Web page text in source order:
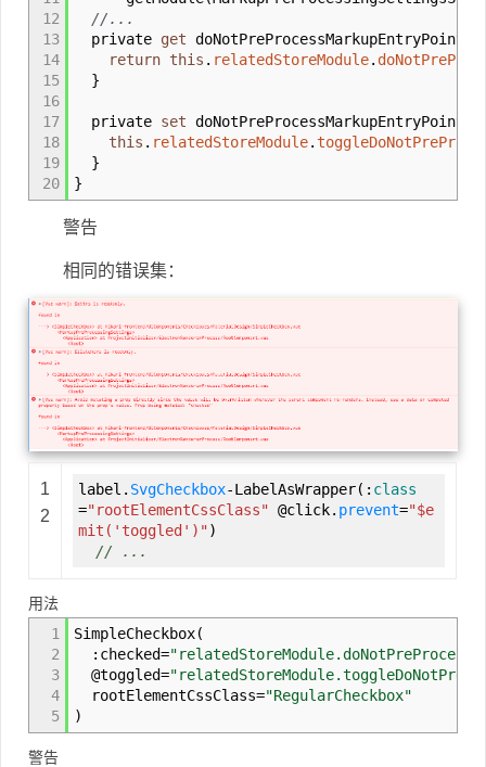
12
13
14
15
16
17
18
19
20
//...
private get
return this . relatedStoreModule.
}
private set
this . relatedStoreModule.
}
}
警告
相同的错误集：
1
2
label. SvgCheckbox-LabelAsWrapper( : class
="rootElementCssClass" @click. prevent="$e
mit('toggled')")
// ...
用法
1
2
3
4
5
SimpleCheckbox(
: checked=
@toggled=
rootElementCssClass="RegularCheckbox"
)
警告